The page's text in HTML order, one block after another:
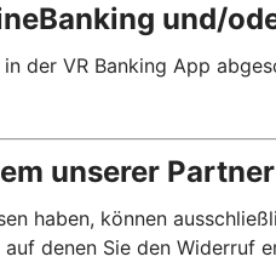
und/
der VR Banking App
unserer
haben, können
denen Sie den Widerruf